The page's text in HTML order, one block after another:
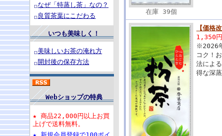
なぜ「特蒸し茶」なの？
良質茶葉にこだわる
いつも美味しく！
美味しいお茶の淹れ方
開封後の保存方法
Webショップの特典
★ 商品22,000円以上お買
上げで送料無料。
在庫 39個
【価格
1,350
※2026
コク！
法によ
得な深